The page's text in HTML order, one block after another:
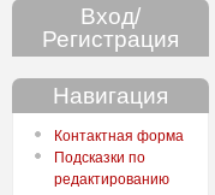
Вход/
Регистрация
Навигация
Контактная форма
Подсказки по
редактированию